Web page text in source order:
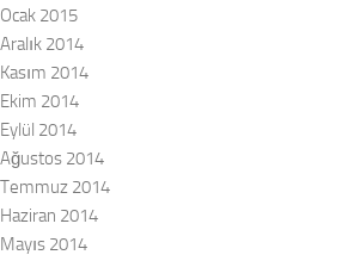
Ocak 2015
Aralık 2014
Kasım 2014
Ekim 2014
Eylül 2014
Ağustos 2014
Temmuz 2014
Haziran 2014
Mayıs 2014